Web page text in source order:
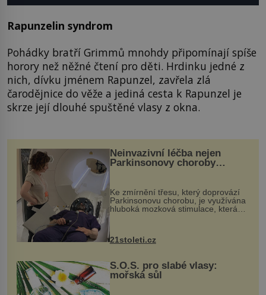
Rapunzelin syndrom
Pohádky bratří Grimmů mnohdy připomínají spíše
horory než něžné čtení pro děti. Hrdinku jedné z
nich, dívku jménem Rapunzel, zavřela zlá
čarodějnice do věže a jediná cesta k Rapunzel je
skrze její dlouhé spuštěné vlasy z okna.
Neinvazivní léčba nejen
Parkinsonovy choroby
Ke zmírnění třesu, který doprovází
Parkinsonovu chorobu, je využívána
hluboká mozková stimulace, která
však vyžaduje vysoce invazivní
zákrok. Ultrazvuk zase není vhodný
k dostatečně přesnému zacílení ...
21stoleti.cz
S.O.S. pro slabé vlasy:
mořská sůl